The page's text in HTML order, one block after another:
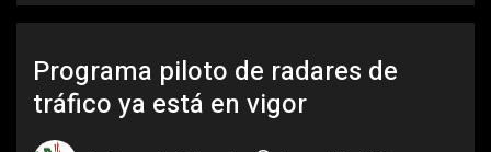
Programa piloto de radares de
tráfico ya está en vigor